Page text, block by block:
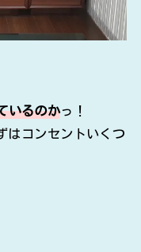
いるのかっ！
はコンセントいくつ